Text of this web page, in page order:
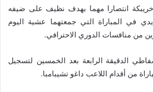
انتصارا مهما بهدف نظيف على ضيفه
في المباراة التي جمعتهما عشية اليوم
من منافسات الدوري الاحترافي.
الدقيقة الرابعة بعد الخمسين لتسجيل
من أقدام اللاعب داغو تشيبامبا.